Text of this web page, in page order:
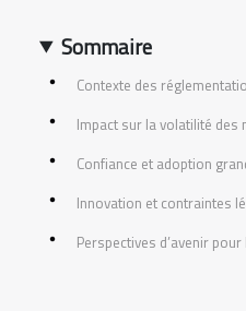
Sommaire
Contexte des
Impact sur la volatilité des
Confiance et adoption
Innovation et contraintes
Perspectives d’avenir